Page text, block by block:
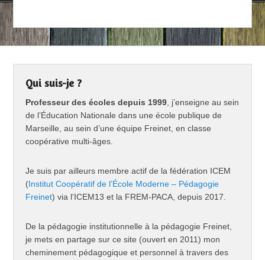
Qui suis-je ?
Professeur des écoles depuis 1999, j’enseigne au sein
de l’Éducation Nationale dans une école publique de
Marseille, au sein d’une équipe Freinet, en classe
coopérative multi-âges.
Je suis par ailleurs membre actif de la fédération ICEM
(Institut Coopératif de l’École Moderne – Pédagogie
Freinet) via l’ICEM13 et la FREM-PACA, depuis 2017.
De la pédagogie institutionnelle à la pédagogie Freinet,
je mets en partage sur ce site (ouvert en 2011) mon
cheminement pédagogique et personnel à travers des